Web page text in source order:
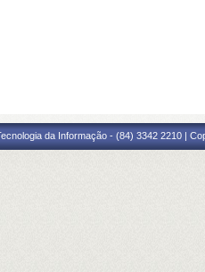
da Informação - (84) 3342 2210 |